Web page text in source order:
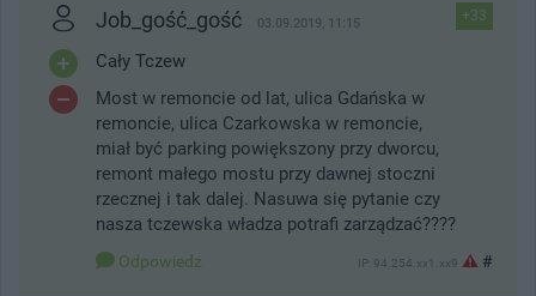
+33
Job_gość_gość 03.09.2019, 11:15
Cały Tczew
Most w remoncie od lat, ulica Gdańska w
remoncie, ulica Czarkowska w remoncie,
miał być parking powiększony przy dworcu,
remont małego mostu przy dawnej stoczni
rzecznej i tak dalej. Nasuwa się pytanie czy
nasza tczewska władza potrafi zarządzać????
Odpowiedz IP: 94.254.xx1.xx9 #